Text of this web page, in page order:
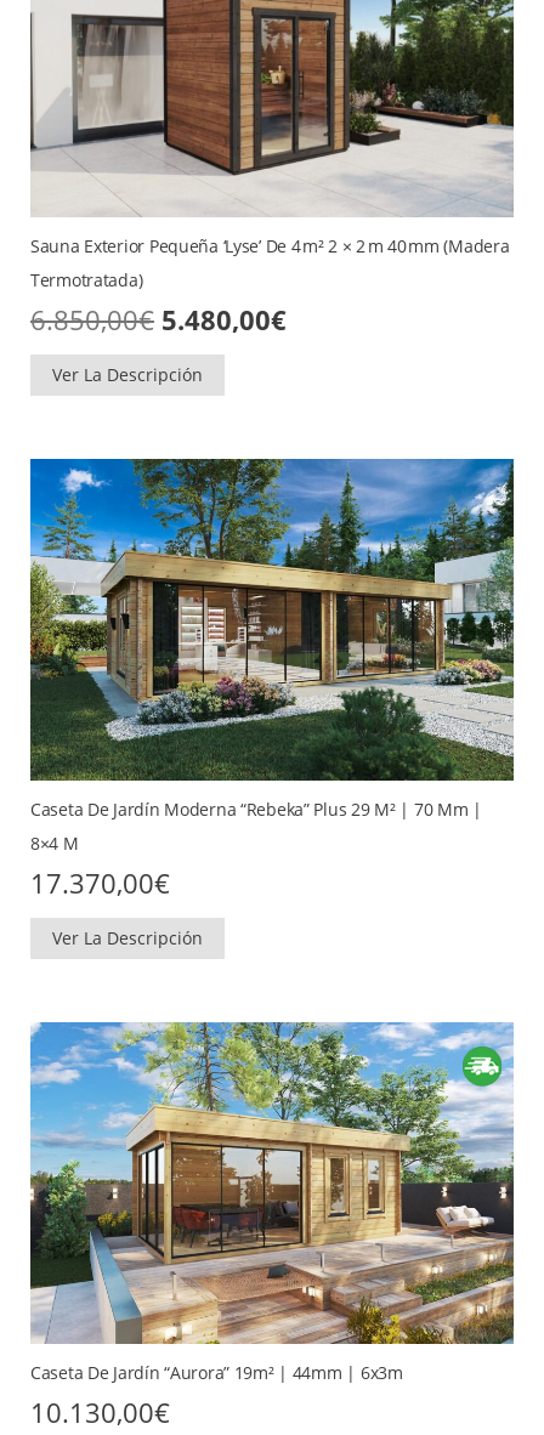
Sauna Exterior Pequeña ‘Lyse’ De 4 M² 2 × 2 M 40 Mm (madera
Termotratada)
6.850,00€ El
precio
original
era:
6.850,00€.
5.480,00€El
Ver La Descripción
Caseta De Jardín Moderna “Rebeka” Plus 29 M² | 70 Mm |
8×4 M
17.370,00€
Ver La Descripción
Caseta De Jardín “Aurora” 19m² | 44mm | 6x3m
10.130,00€